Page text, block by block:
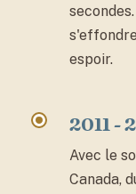
espoir.
2011 -
Avec le
Canada,